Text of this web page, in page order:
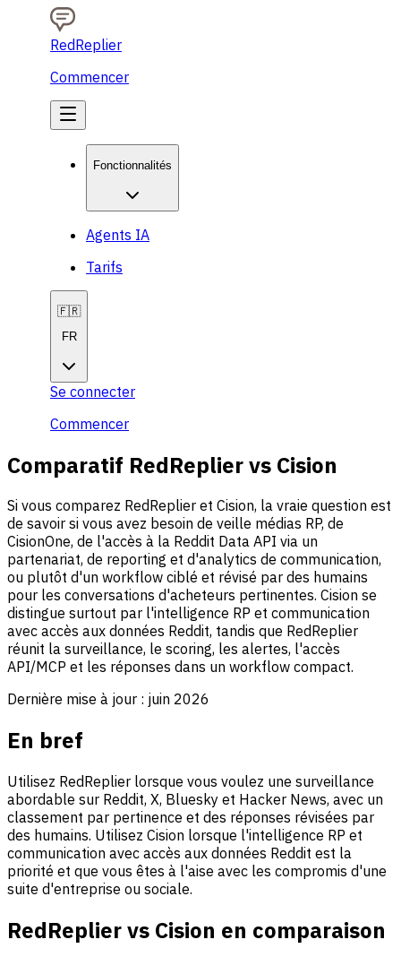
RedReplier
Commencer
Fonctionnalités
Agents IA
Tarifs
🇫🇷
FR
Se connecter
Commencer
Comparatif RedReplier vs Cision
Si vous comparez RedReplier et Cision, la vraie question est
de savoir si vous avez besoin de veille médias RP, de
CisionOne, de l'accès à la Reddit Data API via un
partenariat, de reporting et d'analytics de communication,
ou plutôt d'un workflow ciblé et révisé par des humains
pour les conversations d'acheteurs pertinentes. Cision se
distingue surtout par l'intelligence RP et communication
avec accès aux données Reddit, tandis que RedReplier
réunit la surveillance, le scoring, les alertes, l'accès
API/MCP et les réponses dans un workflow compact.
Dernière mise à jour : juin 2026
En bref
Utilisez RedReplier lorsque vous voulez une surveillance
abordable sur Reddit, X, Bluesky et Hacker News, avec un
classement par pertinence et des réponses révisées par
des humains. Utilisez Cision lorsque l'intelligence RP et
communication avec accès aux données Reddit est la
priorité et que vous êtes à l'aise avec les compromis d'une
suite d'entreprise ou sociale.
RedReplier vs Cision en comparaison